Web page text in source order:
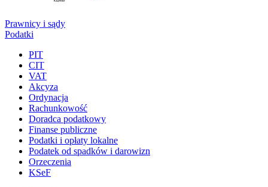
Prawnicy i sądy
Podatki
PIT
CIT
VAT
Akcyza
Ordynacja
Rachunkowość
Doradca podatkowy
Finanse publiczne
Podatki i opłaty lokalne
Podatek od spadków i darowizn
Orzeczenia
KSeF